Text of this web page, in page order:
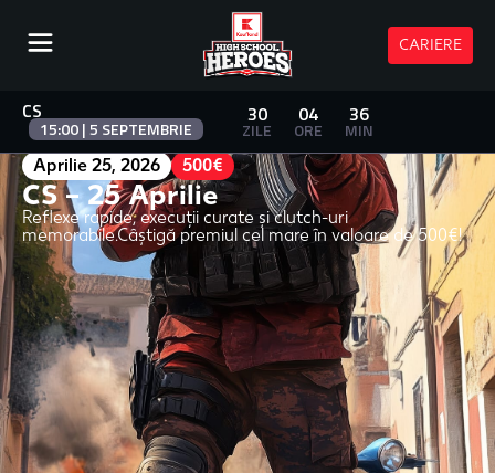
CARIERE
CS
15:00 | 5 SEPTEMBRIE
30
ZILE
04
ORE
36
MIN
Aprilie 25, 2026 500€
CS – 25 Aprilie
Reflexe rapide, execuții curate și clutch-uri
memorabile.Câștigă premiul cel mare în valoare de 500€!